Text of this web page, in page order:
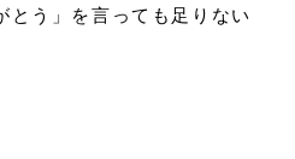
とう」を言っても足りない